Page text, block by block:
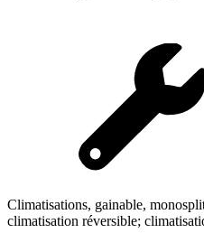
Climatisations, gainable,
climatisation réversible;